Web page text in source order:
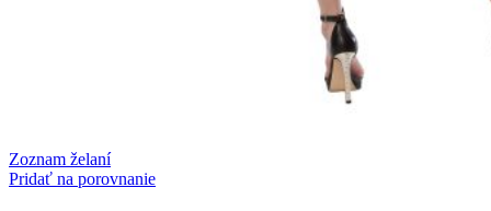
Zoznam želaní
Pridať na porovnanie